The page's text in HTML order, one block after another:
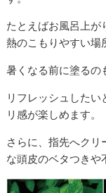
たとえばお風呂上が
熱のこもりやすい場
暑くなる前に塗るの
リフレッシュした
リ感が楽しめます。
さらに、指先へク
な頭皮のベタつきや